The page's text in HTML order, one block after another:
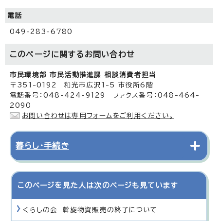
電話
049-283-6780
このページに関する お問い合わせ
市民環境部 市民活動推進課 相談消費者担当
〒351-0192 和光市広沢1-5 市役所6階
電話番号：048-424-9129 ファクス番号：048-464-
2090
お問い合わせは専用フォームをご利用ください。
暮らし・手続き
このページを見た人は次のページも見ています
くらしの会 斡旋物資販売の終了について